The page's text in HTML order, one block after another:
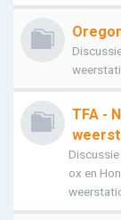
TFA -
ox en